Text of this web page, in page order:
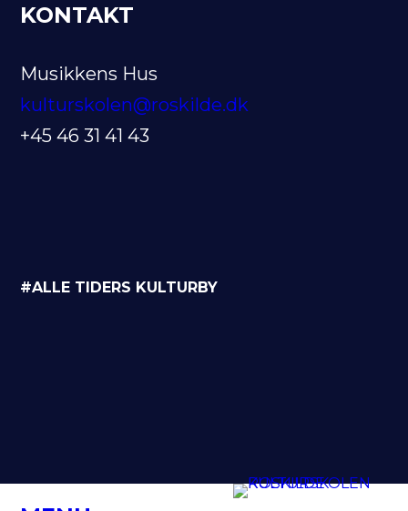
KONTAKT
Musikkens Hus
kulturskolen@roskilde.dk
+45 46 31 41 43
#ALLE TIDERS KULTURBY